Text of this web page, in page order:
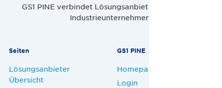
GS1 PINE verbindet Lösungsanbieter, Handel und
Industrieunternehmen.
Seiten
Lösungsanbieter
Übersicht
GS1 PINE
Homepage
Login